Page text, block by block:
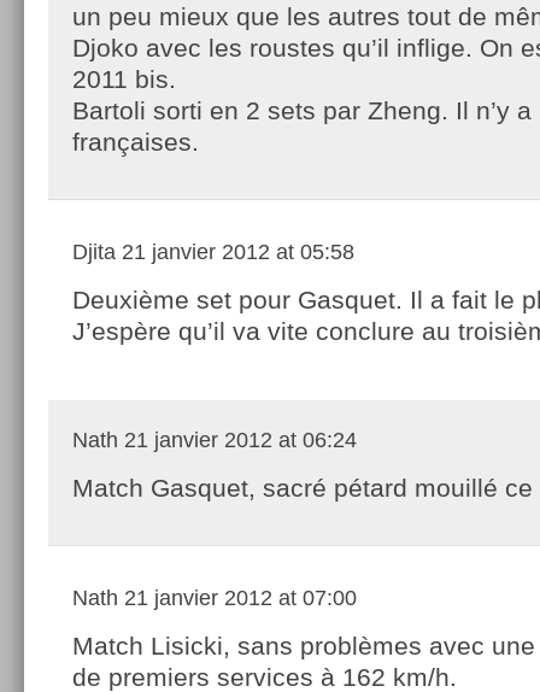
un peu mieux que les autres tout de
Djoko avec les roustes qu’il inflige. On
2011 bis.
Bartoli sorti en 2 sets par Zheng. Il n’y
françaises.
Djita 21 janvier 2012 at 05:58
Deuxième set pour Gasquet. Il a fait le
J’espère qu’il va vite conclure au
Nath 21 janvier 2012 at 06:24
Match Gasquet, sacré pétard mouillé ce
Nath 21 janvier 2012 at 07:00
Match Lisicki, sans problèmes avec
de premiers services à 162 km/h.